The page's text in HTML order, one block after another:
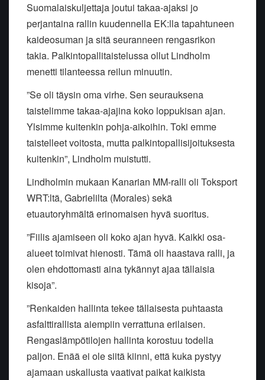
Suomalaiskuljettaja joutui takaa-ajaksi jo
perjantaina rallin kuudennella EK:lla tapahtuneen
kaideosuman ja sitä seuranneen rengasrikon
takia. Palkintopallitaistelussa ollut Lindholm
menetti tilanteessa reilun minuutin.
”Se oli täysin oma virhe. Sen seurauksena
taistelimme takaa-ajajina koko loppukisan ajan.
Ylsimme kuitenkin pohja-aikoihin. Toki emme
taistelleet voitosta, mutta palkintopallisijoituksesta
kuitenkin”, Lindholm muistutti.
Lindholmin mukaan Kanarian MM-ralli oli Toksport
WRT:ltä, Gabrielilta (Morales) sekä
etuautoryhmältä erinomaisen hyvä suoritus.
”Fiilis ajamiseen oli koko ajan hyvä. Kaikki osa-
alueet toimivat hienosti. Tämä oli haastava ralli, ja
olen ehdottomasti aina tykännyt ajaa tällaisia
kisoja”.
”Renkaiden hallinta tekee tällaisesta puhtaasta
asfalttirallista aiempiin verrattuna erilaisen.
Rengaslämpötilojen hallinta korostuu todella
paljon. Enää ei ole siitä kiinni, että kuka pystyy
ajamaan uskallusta vaativat paikat kaikista